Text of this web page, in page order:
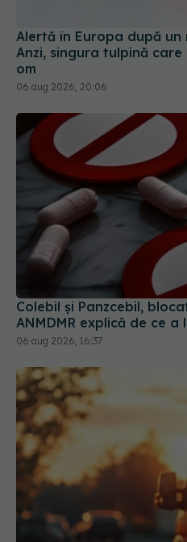
Colebil și Panzcebil,
ANMDMR explică de ce
06 aug 2026, 16:37
Ministerul Sănătății
caniculă. Măsuri speciale
pentru populație
03 aug 2026, 10:30